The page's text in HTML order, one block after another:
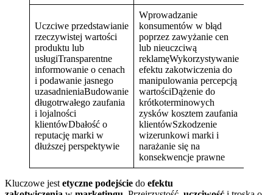
Uczciwe przedstawianie
rzeczywistej wartości
produktu lub
usługiTransparentne
informowanie o cenach
i podawanie jasnego
uzasadnieniaBudowanie
długotrwałego zaufania
i lojalności
klientówDbałość o
reputację marki w
dłuższej perspektywie
Wprowadzanie
konsumentów w błąd
poprzez zawyżanie cen
lub nieuczciwą
reklamęWykorzystywanie
efektu zakotwiczenia do
manipulowania percepcją
wartościDążenie do
krótkoterminowych
zysków kosztem zaufania
klientówSzkodzenie
wizerunkowi marki i
narażanie się na
konsekwencje prawne
Kluczowe jest etyczne podejście do efektu